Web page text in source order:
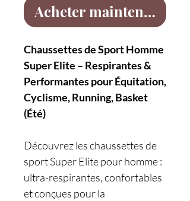
Acheter maintenant
Chaussettes de Sport Homme
Super Elite – Respirantes &
Performantes pour Équitation,
Cyclisme, Running, Basket
(Été)
Découvrez les chaussettes de
sport Super Elite pour homme :
ultra-respirantes, confortables
et conçues pour la